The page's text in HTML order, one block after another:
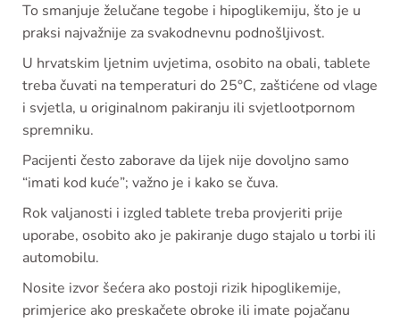
To smanjuje želučane tegobe i hipoglikemiju, što je u
praksi najvažnije za svakodnevnu podnošljivost.
U hrvatskim ljetnim uvjetima, osobito na obali, tablete
treba čuvati na temperaturi do 25°C, zaštićene od vlage
i svjetla, u originalnom pakiranju ili svjetlootpornom
spremniku.
Pacijenti često zaborave da lijek nije dovoljno samo
“imati kod kuće”; važno je i kako se čuva.
Rok valjanosti i izgled tablete treba provjeriti prije
uporabe, osobito ako je pakiranje dugo stajalo u torbi ili
automobilu.
Nosite izvor šećera ako postoji rizik hipoglikemije,
primjerice ako preskačete obroke ili imate pojačanu